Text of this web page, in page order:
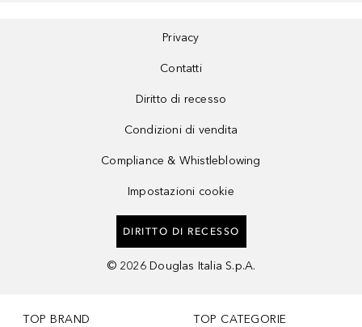
Privacy
Contatti
Diritto di recesso
Condizioni di vendita
Compliance & Whistleblowing
Impostazioni cookie
DIRITTO DI RECESSO
© 2026 Douglas Italia S.p.A.
TOP BRAND TOP CATEGORIE